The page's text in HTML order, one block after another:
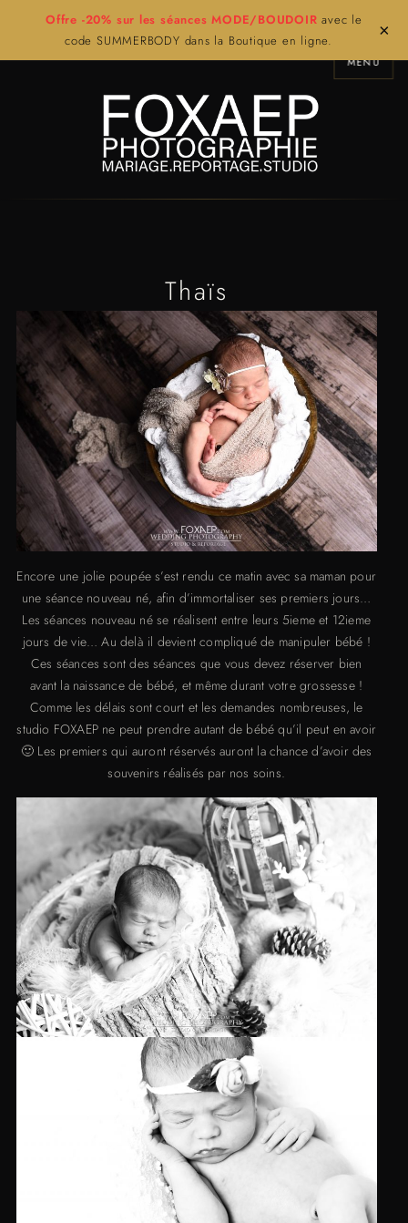
Offre -20% sur les séances MODE/BOUDOIR avec le
code SUMMERBODY dans la Boutique en ligne.
×
MENU
Thaïs
Encore une jolie poupée s’est rendu ce matin avec sa maman pour
une séance nouveau né, afin d’immortaliser ses premiers jours…
Les séances nouveau né se réalisent entre leurs 5ieme et 12ieme
jours de vie… Au delà il devient compliqué de manipuler bébé !
Ces séances sont des séances que vous devez réserver bien
avant la naissance de bébé, et même durant votre grossesse !
Comme les délais sont court et les demandes nombreuses, le
studio FOXAEP ne peut prendre autant de bébé qu’il peut en avoir
🙂 Les premiers qui auront réservés auront la chance d’avoir des
souvenirs réalisés par nos soins.